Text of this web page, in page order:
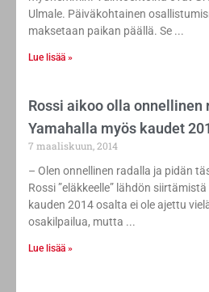
Ulmale. Päiväkohtainen
maksetaan paikan päällä. Se
Lue lisää »
Rossi aikoo olla onnellinen
Yamahalla myös kaudet
7 maaliskuun, 2014
– Olen onnellinen radalla ja pidän
Rossi ”eläkkeelle” lähdön
kauden 2014 osalta ei ole ajettu
osakilpailua, mutta
Lue lisää »